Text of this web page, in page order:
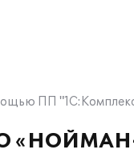
ПП